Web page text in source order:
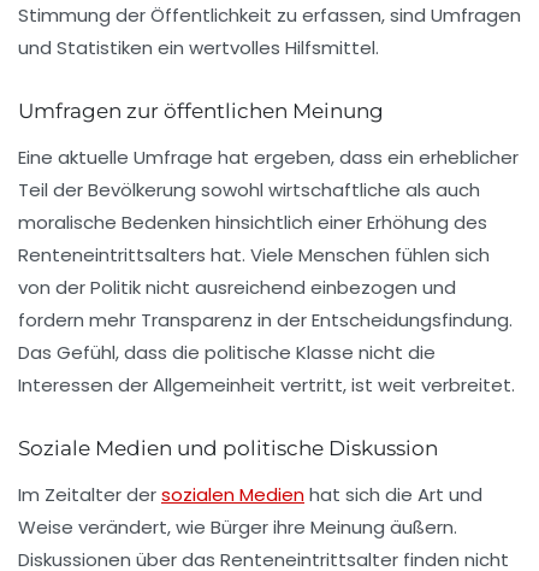
Stimmung der Öffentlichkeit zu erfassen, sind Umfragen
und Statistiken ein wertvolles Hilfsmittel.
Umfragen zur öffentlichen Meinung
Eine aktuelle Umfrage hat ergeben, dass ein erheblicher
Teil der Bevölkerung sowohl wirtschaftliche als auch
moralische Bedenken hinsichtlich einer Erhöhung des
Renteneintrittsalters hat. Viele Menschen fühlen sich
von der Politik nicht ausreichend einbezogen und
fordern mehr Transparenz in der Entscheidungsfindung.
Das Gefühl, dass die politische Klasse nicht die
Interessen der Allgemeinheit vertritt, ist weit verbreitet.
Soziale Medien und politische Diskussion
Im Zeitalter dersozialen Medienhat sich die Art und
Weise verändert, wie Bürger ihre Meinung äußern.
Diskussionen über das Renteneintrittsalter finden nicht